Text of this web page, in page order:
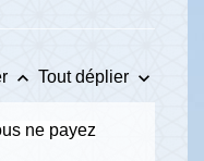
keyboard_arrow_up Tout déplier keyboard_arrow_down
ne payez